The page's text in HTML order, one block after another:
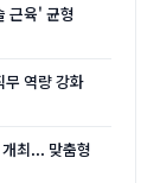
근육' 균형
무 역량 강화
최... 맞춤형